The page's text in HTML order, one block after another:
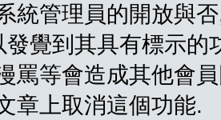
統管理員的開放與
發覺到其具有標示
罵等會造成其他會
章上取消這個功能.